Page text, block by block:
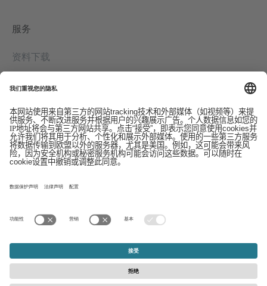
服务
资料下载
版本信息
举报系统
条款